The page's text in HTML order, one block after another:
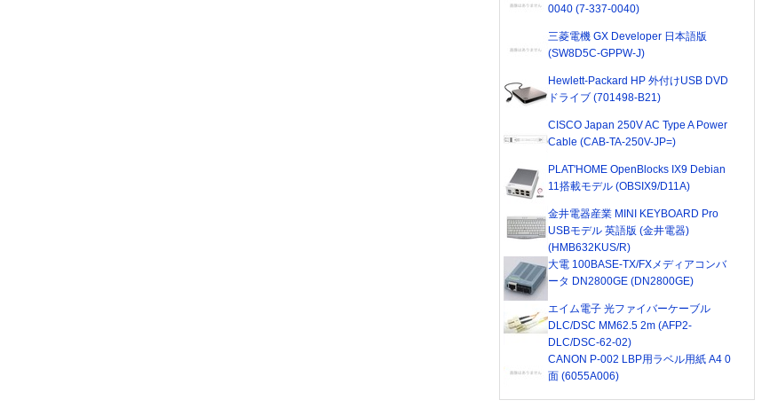
0040 (7-337-0040)
三菱電機 GX Developer 日本語版
(SW8D5C-GPPW-J)
Hewlett-Packard HP 外付けUSB DVD
ドライブ (701498-B21)
CISCO Japan 250V AC Type A Power
Cable (CAB-TA-250V-JP=)
PLAT'HOME OpenBlocks IX9 Debian
11搭載モデル (OBSIX9/D11A)
金井電器産業 MINI KEYBOARD Pro
USBモデル 英語版 (金井電器)
(HMB632KUS/R)
大電 100BASE-TX/FXメディアコンバ
ータ DN2800GE (DN2800GE)
エイム電子 光ファイバーケーブル
DLC/DSC MM62.5 2m (AFP2-
DLC/DSC-62-02)
CANON P-002 LBP用ラベル用紙 A4 0
面 (6055A006)